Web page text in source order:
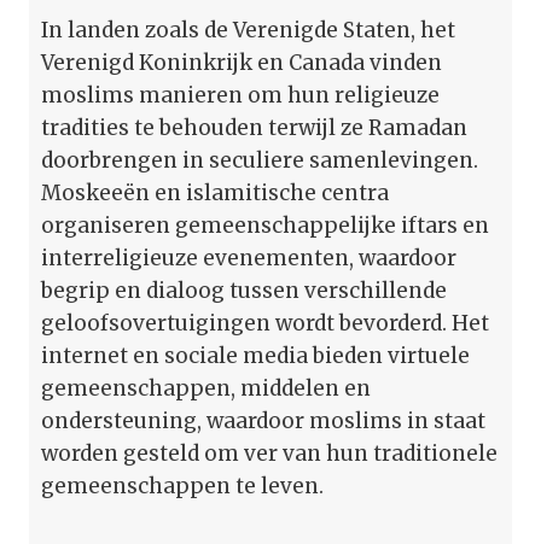
In landen zoals de Verenigde Staten, het
Verenigd Koninkrijk en Canada vinden
moslims manieren om hun religieuze
tradities te behouden terwijl ze Ramadan
doorbrengen in seculiere samenlevingen.
Moskeeën en islamitische centra
organiseren gemeenschappelijke iftars en
interreligieuze evenementen, waardoor
begrip en dialoog tussen verschillende
geloofsovertuigingen wordt bevorderd. Het
internet en sociale media bieden virtuele
gemeenschappen, middelen en
ondersteuning, waardoor moslims in staat
worden gesteld om ver van hun traditionele
gemeenschappen te leven.